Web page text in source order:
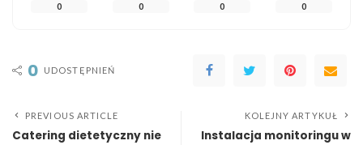
0 0 0 0
0 UDOSTĘPNIEŃ
PREVIOUS ARTICLE
Catering dietetyczny nie
KOLEJNY ARTYKUŁ
Instalacja monitoringu w